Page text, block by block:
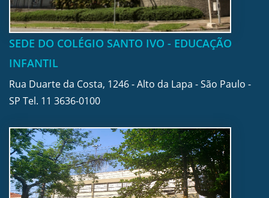
SEDE DO COLÉGIO SANTO IVO - EDUCAÇÃO
INFANTIL
Rua Duarte da Costa, 1246 - Alto da Lapa - São Paulo -
SP Tel. 11 3636-0100